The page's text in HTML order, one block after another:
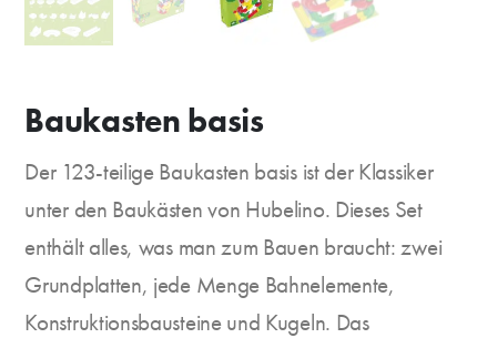
Baukasten basis
Der 123-teilige Baukasten basis ist der Klassiker
unter den Baukästen von Hubelino. Dieses Set
enthält alles, was man zum Bauen braucht: zwei
Grundplatten, jede Menge Bahnelemente,
Konstruktionsbausteine und Kugeln. Das